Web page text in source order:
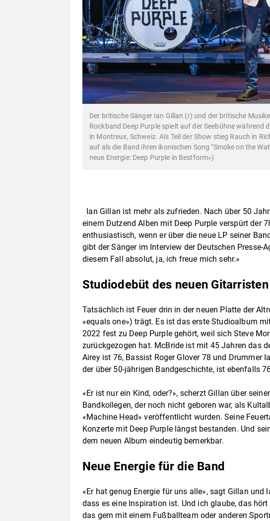
Der britische Sänger Ian Gillan (r) und der britische
Rockband Deep Purple spielt auf der Seebühne während
in Montreux, Schweiz. Als Teil der Show stieg Rauch in
auf als die Band ihren ikonischen Song "Smoke on the
neue Energie: Deep Purple in Bestform»)
Ian Gillan ist mehr als zufrieden. Nach über 50
einem Dutzend Alben mit Deep Purple verspürt der
enthusiastisch, wenn er über die neue LP seiner
gibt der Sänger im Interview der Deutschen Presse-
diesem Fall absolut, ja, ich freue mich sehr.»
Studiodebüt des neuen Gitarristen
Tatsächlich ist Feuer drin in der neuen Platte der
«equals one») trägt. Es ist das erste Studioalbum
2022 fest zu Deep Purple gehört, weil sich Steve
zurückgezogen hat. McBride ist mit 45 Jahren das
Airey ist 76, Bassist Roger Glover 78 und Drummer
der über 50-jährigen Bandgeschichte, ist ebenfalls
«Er ist nur ein Kind, oder?», scherzt Gillan über
Bandkollegen, der noch nicht geboren war, als
«Machine Head» veröffentlicht wurden. Seine
Konzerte mit Deep Purple längst bestanden. Und
dem neuen Album eindeutig bemerkbar.
Neue Energie für die Band
«Er hat genug Energie für uns alle», sagt Gillan und
dass es eine Inspiration ist. Und ich glaube, das
das gern mit einem Fußballteam oder anderen